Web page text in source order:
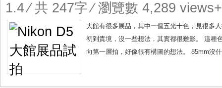
1.4⁄ 共 247字 ⁄ 瀏覽數 4,289 views+
大館有很多展品，其中一個五光十色，見很多
初到貴境，沒一些想法，其實都很難影。 這種
向第一層拍，好像很有構圖的想法。 85mm沒